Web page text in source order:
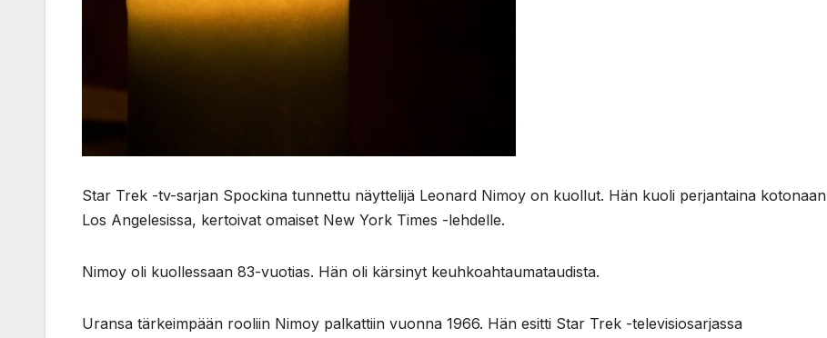
Star Trek -tv-sarjan Spockina tunnettu näyttelijä Leonard Nimoy on kuollut. Hän kuoli perjantaina kotonaan
Los Angelesissa, kertoivat omaiset New York Times -lehdelle.
Nimoy oli kuollessaan 83-vuotias. Hän oli kärsinyt keuhkoahtaumataudista.
Uransa tärkeimpään rooliin Nimoy palkattiin vuonna 1966. Hän esitti Star Trek -televisiosarjassa